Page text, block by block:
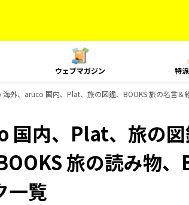
ウェブマガジン 特
海外、aruco 国内、Plat、旅の図鑑、BOOKS 旅の名言
国内、Plat、旅の図
旅の読み物
一覧